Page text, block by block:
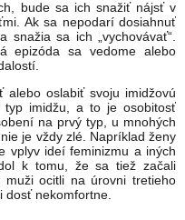
bude sa ich snažiť nájsť v
Ak sa nepodarí dosiahnuť
sa ich „vychovávať“.
epizóda sa vedome alebo
oslabiť svoju imidžovú
imidžu, a to je osobitosť
na prvý typ, u mnohých
je vždy zlé. Napríklad ženy
vplyv ideí feminizmu a iných
k tomu, že sa tiež začali
ocitli na úrovni tretieho
dosť nekomfortne.